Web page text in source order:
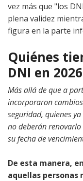
vez más que "los
plena validez
figura en la parte
Quiénes
DNI en 2026
Más allá de que a
incorporaron
seguridad, quienes
no deberán
su fecha de
De esta manera,
aquellas personas